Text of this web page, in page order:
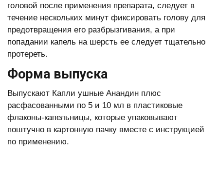
головой после применения препарата, следует в
течение нескольких минут фиксировать голову для
предотвращения его разбрызгивания, а при
попадании капель на шерсть ее следует тщательно
протереть.
Форма выпуска
Выпускают Капли ушные Анандин плюс
расфасованными по 5 и 10 мл в пластиковые
флаконы-капельницы, которые упаковывают
поштучно в картонную пачку вместе с инструкцией
по применению.